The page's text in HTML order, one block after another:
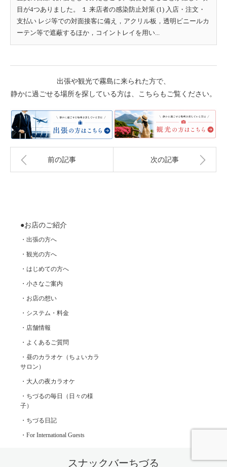
目が4つありました。 １ 来店者の感染防止対策 (1) 入店・注文・
支払い レジ等での対面接客に備え，アクリル板，透明ビニールカ
ーテン等で遮蔽するほか，コイントレイを用い...
出張や観光で霧島に来られた方で、
静かに過ごせる場所を探している方は、こちらもご覧ください。
前の記事 次の記事
●お店のご紹介
・出張の方へ
・観光の方へ
・はじめての方へ
・小さなご案内
・お店の想い
・システム・料金
・店舗情報
・よくあるご質問
・昼のカラオケ（ちょいカラ
サロン）
・大人の夜カラオケ
・ちづるの毎日（日々の様
子）
・ちづる日記
・For International Guests
スナックバーちづる